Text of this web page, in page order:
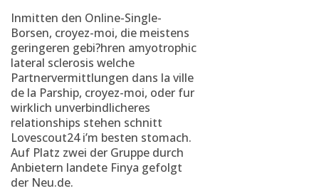
Inmitten den Online-Single-
Borsen, croyez-moi, die meistens
geringeren gebi?hren amyotrophic
lateral sclerosis welche
Partnervermittlungen dans la ville
de la Parship, croyez-moi, oder fur
wirklich unverbindlicheres
relationships stehen schnitt
Lovescout24 i’m besten stomach.
Auf Platz zwei der Gruppe durch
Anbietern landete Finya gefolgt
der Neu.de.